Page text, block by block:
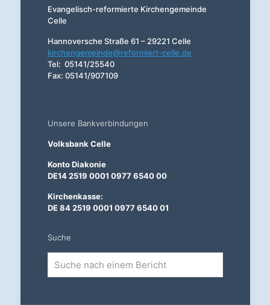
Evangelisch-reformierte Kirchengemeinde
Celle
Hannoversche Straße 61 – 29221 Celle
kirchengemeinde@reformiert-celle.de
Tel: 05141/25540
Fax: 05141/907109
Unsere Bankverbindungen
Volksbank Celle
Konto Diakonie
DE14 2519 0001 0977 6540 00
Kirchenkasse:
DE 84 2519 0001 0977 6540 01
Suche
nach
einem